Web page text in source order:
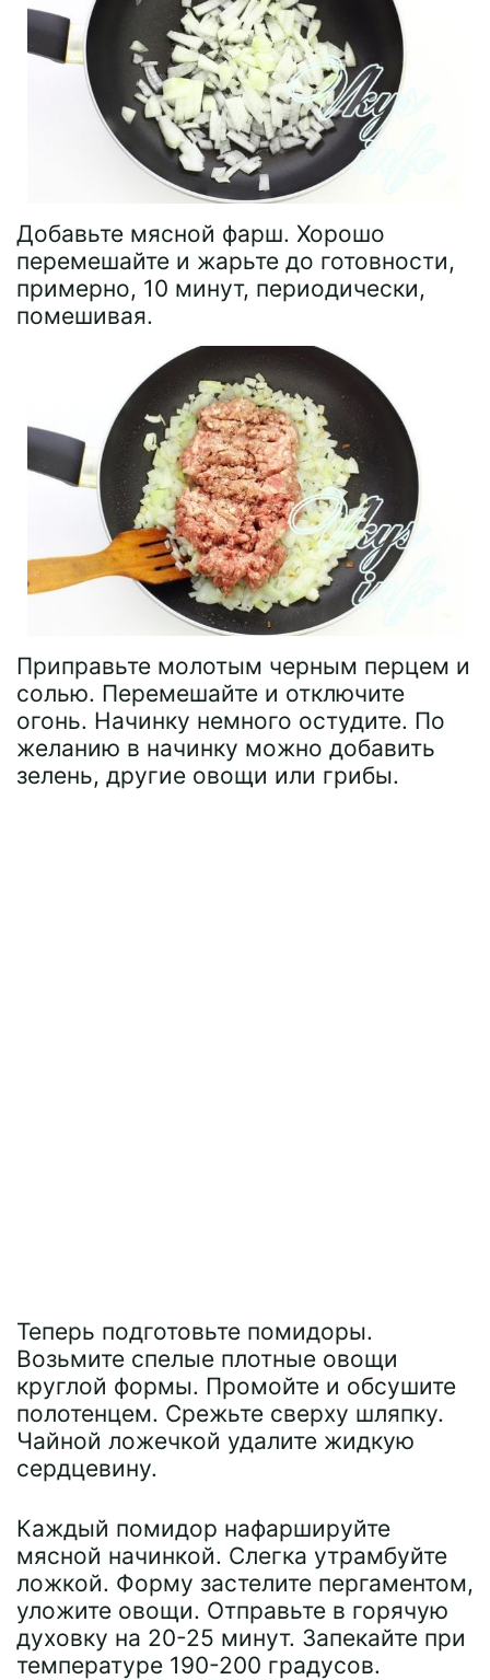
Добавьте мясной фарш. Хорошо
перемешайте и жарьте до готовности,
примерно, 10 минут, периодически,
помешивая.
Приправьте молотым черным перцем и
солью. Перемешайте и отключите
огонь. Начинку немного остудите. По
желанию в начинку можно добавить
зелень, другие овощи или грибы.
Теперь подготовьте помидоры.
Возьмите спелые плотные овощи
круглой формы. Промойте и обсушите
полотенцем. Срежьте сверху шляпку.
Чайной ложечкой удалите жидкую
сердцевину.
Каждый помидор нафаршируйте
мясной начинкой. Слегка утрамбуйте
ложкой. Форму застелите пергаментом,
уложите овощи. Отправьте в горячую
духовку на 20-25 минут. Запекайте при
температуре 190-200 градусов.